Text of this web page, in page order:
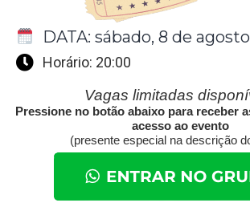
DATA: sábado, 8 de
Horário: 20:00
Vagas limitadas
Pressione no botão abaixo para receber
acesso ao evento
(presente especial na descrição